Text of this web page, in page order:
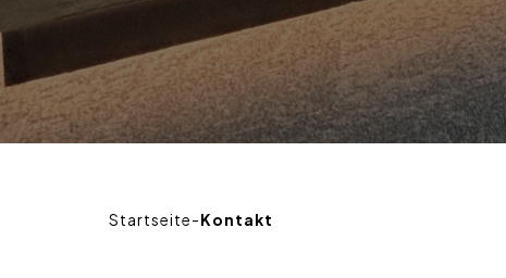
Startseite-Kontakt